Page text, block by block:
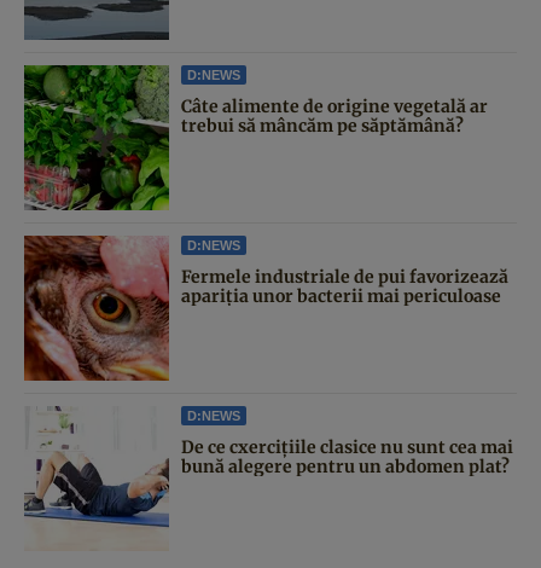
D:NEWS
Câte alimente de origine vegetală ar
trebui să mâncăm pe săptămână?
D:NEWS
Fermele industriale de pui favorizează
apariția unor bacterii mai periculoase
D:NEWS
De ce cxercițiile clasice nu sunt cea mai
bună alegere pentru un abdomen plat?